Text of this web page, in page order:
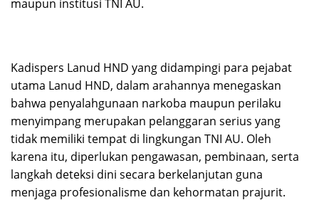
maupun institusi TNI AU.
Kadispers Lanud HND yang didampingi para pejabat
utama Lanud HND, dalam arahannya menegaskan
bahwa penyalahgunaan narkoba maupun perilaku
menyimpang merupakan pelanggaran serius yang
tidak memiliki tempat di lingkungan TNI AU. Oleh
karena itu, diperlukan pengawasan, pembinaan, serta
langkah deteksi dini secara berkelanjutan guna
menjaga profesionalisme dan kehormatan prajurit.